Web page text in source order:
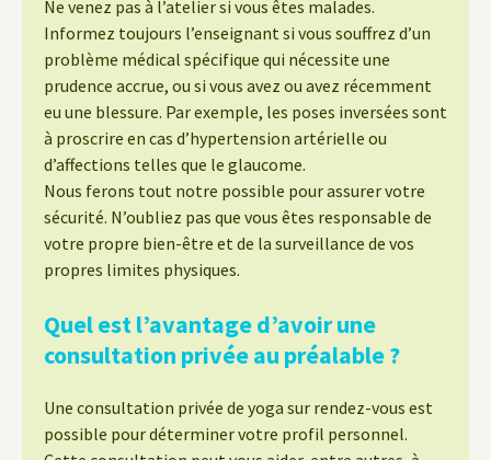
Ne venez pas à l’atelier si vous êtes malades.
Informez toujours l’enseignant si vous souffrez d’un
problème médical spécifique qui nécessite une
prudence accrue, ou si vous avez ou avez récemment
eu une blessure. Par exemple, les poses inversées sont
à proscrire en cas d’hypertension artérielle ou
d’affections telles que le glaucome.
Nous ferons tout notre possible pour assurer votre
sécurité. N’oubliez pas que vous êtes responsable de
votre propre bien-être et de la surveillance de vos
propres limites physiques.
Quel est l’avantage d’avoir une
consultation privée au préalable ?
Une consultation privée de yoga sur rendez-vous est
possible pour déterminer votre profil personnel.